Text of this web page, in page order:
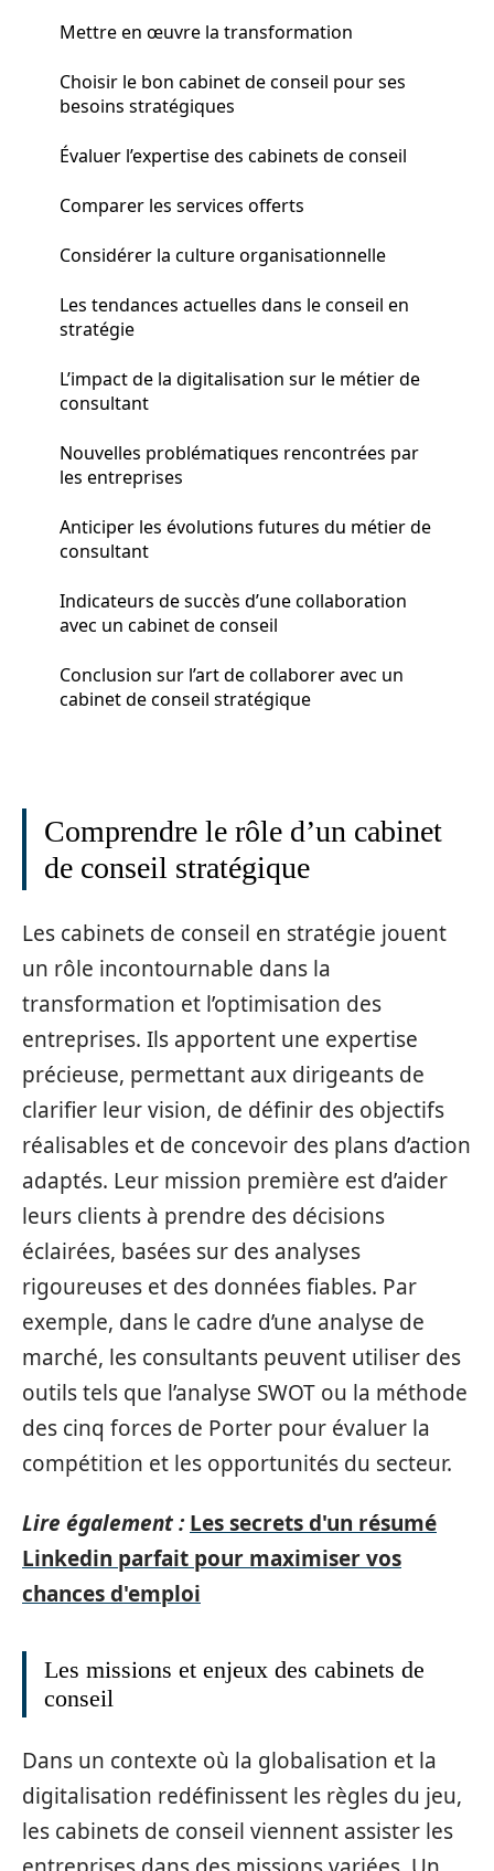
Mettre en œuvre la transformation
Choisir le bon cabinet de conseil pour ses
besoins stratégiques
Évaluer l’expertise des cabinets de conseil
Comparer les services offerts
Considérer la culture organisationnelle
Les tendances actuelles dans le conseil en
stratégie
L’impact de la digitalisation sur le métier de
consultant
Nouvelles problématiques rencontrées par
les entreprises
Anticiper les évolutions futures du métier de
consultant
Indicateurs de succès d’une collaboration
avec un cabinet de conseil
Conclusion sur l’art de collaborer avec un
cabinet de conseil stratégique
Comprendre le rôle d’un cabinet
de conseil stratégique
Les cabinets de conseil en stratégie jouent
un rôle incontournable dans la
transformation et l’optimisation des
entreprises. Ils apportent une expertise
précieuse, permettant aux dirigeants de
clarifier leur vision, de définir des objectifs
réalisables et de concevoir des plans d’action
adaptés. Leur mission première est d’aider
leurs clients à prendre des décisions
éclairées, basées sur des analyses
rigoureuses et des données fiables. Par
exemple, dans le cadre d’une analyse de
marché, les consultants peuvent utiliser des
outils tels que l’analyse SWOT ou la méthode
des cinq forces de Porter pour évaluer la
compétition et les opportunités du secteur.
Lire également : Les secrets d'un résumé
Linkedin parfait pour maximiser vos
chances d'emploi
Les missions et enjeux des cabinets de
conseil
Dans un contexte où la globalisation et la
digitalisation redéfinissent les règles du jeu,
les cabinets de conseil viennent assister les